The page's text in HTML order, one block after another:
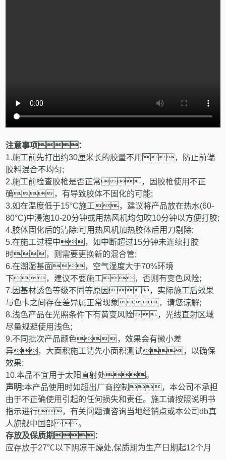
注意事项：
1.施工前先打出约30厘米长的胶量不用，防止前端
胶料混合不均匀;
2.施工前检查胶枪是否正常，因胶枪使用不正
确，有导致胶体不固化的可能;
3.如在温度低于15°C施工，建议将产品放在热水(60-
80°C)中浸泡10-20分钟或用热风机均匀吹10分钟以方便打胶;
4.胶体固化后的清除:可用热风机加热胶体后用刀剔除;
5.在施工过程中，如中断超过15分钟未连续打胶
时，则需要更换新的混合管;
6.在潮湿基面，空气湿度大于70%环境
下，建议不要施工，否则有变色风险;
7. 因基材透色等级不同等原因，实际施工后效果
与色卡之间存在差异属正常现象，请您谅解;
8.浅色产品在光照条件下有黄变风险，光线直射区域
尽量规避使用浅色;
9.不同批次产品颜色，效果会有微小差
异，大面积施工请先小面积测试，以确保
效果;
10.本品不宜用于太阳直射处。
声明:本产品使用时如超出厂商控制，本公司不承担
由于不正确使用引起的任何损失和责任。施工请按照说明书
指示进行，有关问题请咨询当地经销点或本公司db真
人旗舰中国部。
存放及保质期：
应存放于27℃以下阴凉干燥处,保质期为生产日期起12个月